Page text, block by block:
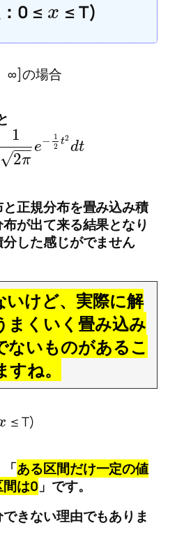
0 ≤ x ≤ T)
∞]の場合
1
2π
−−
√
e− 1
2 t2
dt
正規分布を畳み込み積
が出て来る結果となり
した感じがでません
いけど、実際に解
まくいく畳み込み
ないものがあるこ
ね。
≤ T)
ある区間だけ一定の値
間は0 」です。
きない理由でもありま